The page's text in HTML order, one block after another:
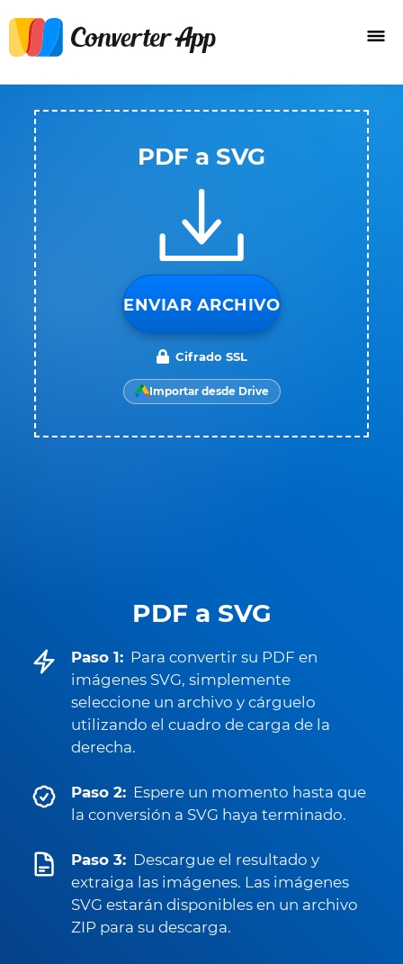
PDF a SVG
Paso 1: Para convertir su PDF en
imágenes SVG, simplemente
seleccione un archivo y cárguelo
utilizando el cuadro de carga de la
derecha.
Paso 2: Espere un momento hasta que
la conversión a SVG haya terminado.
Paso 3: Descargue el resultado y
extraiga las imágenes. Las imágenes
SVG estarán disponibles en un archivo
ZIP para su descarga.
PDF a SVG
ENVIAR ARCHIVO
Cifrado SSL
Importar desde Drive